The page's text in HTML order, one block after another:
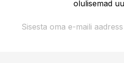
olulisemad